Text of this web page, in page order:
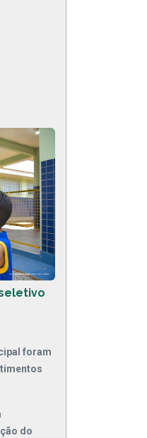
foram
do